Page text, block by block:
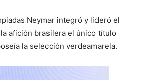
Neymar integró y lideró el
afición brasilera el único título
la selección verdeamarela.